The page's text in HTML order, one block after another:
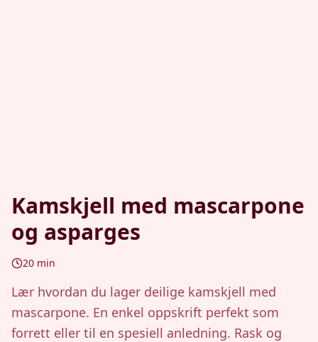
Kamskjell med mascarpone
og asparges
20 min
Lær hvordan du lager deilige kamskjell med
mascarpone. En enkel oppskrift perfekt som
forrett eller til en spesiell anledning. Rask og